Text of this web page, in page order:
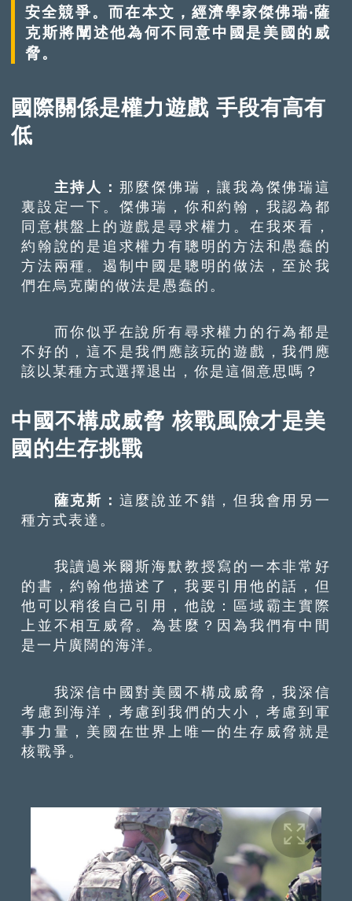
安全競爭。而在本文，經濟學家傑佛瑞‧薩
克斯將闡述他為何不同意中國是美國的威
脅。
國際關係是權力遊戲 手段有高有
低
主持人： 那麼傑佛瑞，讓我為傑佛瑞這
裏設定一下。傑佛瑞，你和約翰，我認為都
同意棋盤上的遊戲是尋求權力。在我來看，
約翰說的是追求權力有聰明的方法和愚蠢的
方法兩種。遏制中國是聰明的做法，至於我
們在烏克蘭的做法是愚蠢的。
而你似乎在說所有尋求權力的行為都是
不好的，這不是我們應該玩的遊戲，我們應
該以某種方式選擇退出，你是這個意思嗎？
中國不構成威脅 核戰風險才是美
國的生存挑戰
薩克斯： 這麼說並不錯，但我會用另一
種方式表達。
我讀過米爾斯海默教授寫的一本非常好
的書，約翰他描述了，我要引用他的話，但
他可以稍後自己引用，他說：區域霸主實際
上並不相互威脅。為甚麼？因為我們有中間
是一片廣闊的海洋。
我深信中國對美國不構成威脅，我深信
考慮到海洋，考慮到我們的大小，考慮到軍
事力量，美國在世界上唯一的生存威脅就是
核戰爭。